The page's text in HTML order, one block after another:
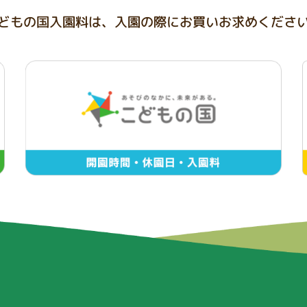
もの国入園料は、 入園の際にお買いお求めくださ